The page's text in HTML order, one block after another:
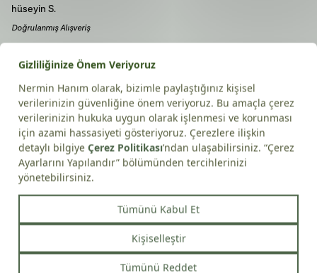
hüseyin S.
Doğrulanmış Alışveriş
Sergen A.
Doğrulanmış Alışveriş
korayy.
Doğrulanmış Alışveriş
25/03/2026